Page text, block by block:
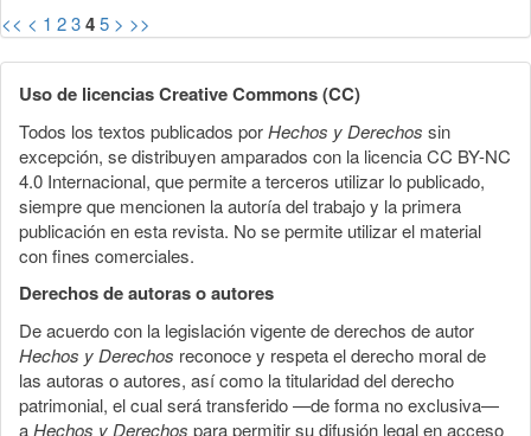
<< < 1 2345 > >>
Uso de licencias Creative Commons (CC)
Todos los textos publicados porHechos y Derechos sin
excepción, se distribuyen amparados con la licencia CC BY-NC
4.0 Internacional, que permite a terceros utilizar lo publicado,
siempre que mencionen la autoría del trabajo y la primera
publicación en esta revista. No se permite utilizar el material
con fines comerciales.
Derechos de autoras o autores
De acuerdo con la legislación vigente de derechos de autor
Hechos y Derechos reconoce y respeta el derecho moral de
las autoras o autores, así como la titularidad del derecho
patrimonial, el cual será transferido —de forma no exclusiva—
aHechos y Derechos para permitir su difusión legal en acceso